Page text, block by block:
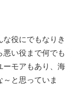
役にでもなりき
悪い役まで何でも
ーモアもあり、海
と思っていま